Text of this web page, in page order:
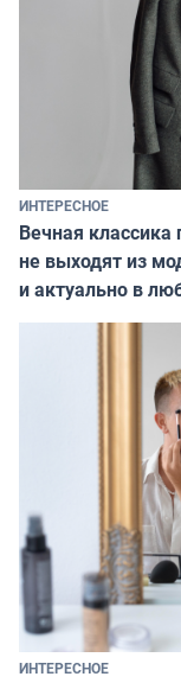
ИНТЕРЕСНОЕ
Вечная
не выходят из
и актуально в
ИНТЕРЕСНОЕ